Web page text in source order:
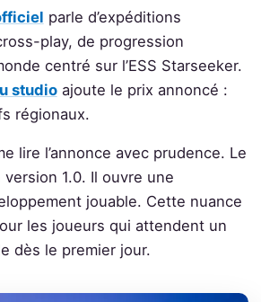
parle d’expéditions
play, de progression
centré sur l’ESS Starseeker.
studioajoute le prix annoncé :
régionaux.
lire l’annonce avec prudence. Le
1.0. Il ouvre une
jouable. Cette nuance
les joueurs qui attendent un
dès le premier jour.